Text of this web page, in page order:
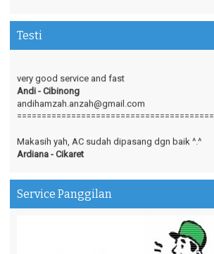
Testi
Andi - Cibinong
andihamzah.anzah@gmail.com
Ardiana - Cikaret
ardiana.dian17@gmail.com
Terima kasih atas responsnya yg baik,ramah dan
menyelesaikan setiap permasalahan
Service Panggilan